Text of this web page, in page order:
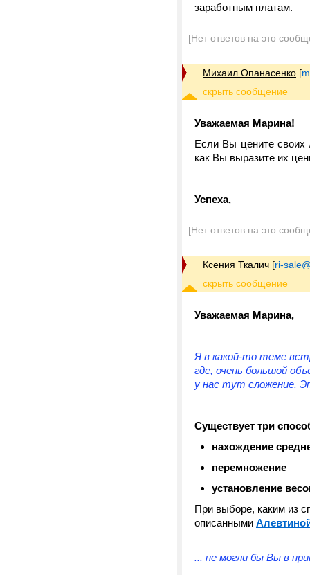
заработным платам.
[Нет ответов на это
Михаил Опанасенко [
Уважаемая Марина!
Если Вы цените своих
как Вы выразите их
Успеха,
[Нет ответов на это
Ксения Ткалич [ri-
Уважаемая Марина,
Я в какой-то теме
где, очень большой
у нас тут сложение.
Существует три
нахождение
перемножение
установление
При выборе, каким из
описанными
... не могли бы Вы в